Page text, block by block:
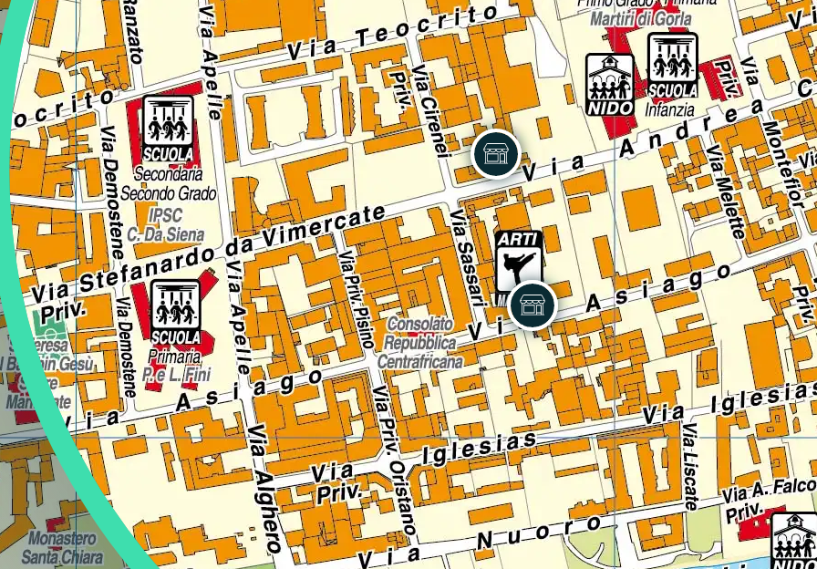
Regione
Sicilia
Regione
Toscana
Regione
Trentino-Alto Adige
Regione
Umbria
Regione
Valle d'Aosta
Regione
Veneto
Regione